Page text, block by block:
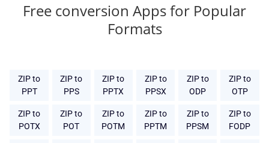
Free conversion Apps for Popular
Formats
ZIP to
PPT
ZIP to
PPS
ZIP to
PPTX
ZIP to
PPSX
ZIP to
ODP
ZIP to
OTP
ZIP to
POTX
ZIP to
POT
ZIP to
POTM
ZIP to
PPTM
ZIP to
PPSM
ZIP to
FODP